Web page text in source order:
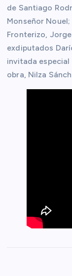
de Santiago
Monseñor
Fronterizo,
exdiputados
invitada especial
obra, Nilza